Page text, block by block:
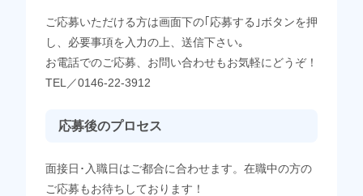
ご応募いただける方は画面下の｢応募する｣ボタンを押
し、必要事項を入力の上、送信下さい｡
お電話でのご応募、お問い合わせもお気軽にどうぞ！
TEL／0146-22-3912
応募後のプロセス
面接日･入職日はご都合に合わせます。在職中の方の
ご応募もお待ちしております！